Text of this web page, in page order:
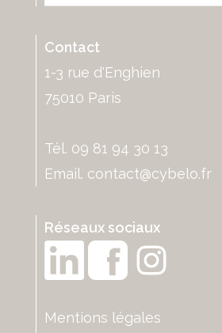
Contact
1-3 rue d'Enghien
75010 Paris
Tél. 09 81 94 30 13
Email. contact@cybelo.fr
Réseaux sociaux
Mentions légales